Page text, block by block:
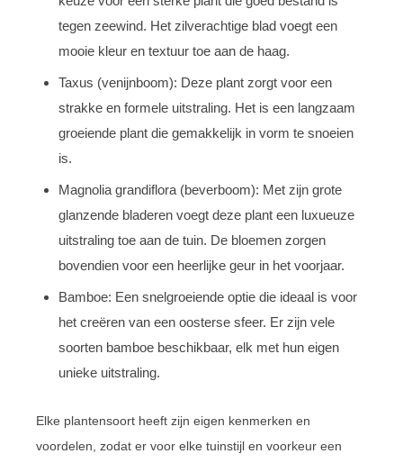
tegen zeewind. Het zilverachtige blad voegt een
mooie kleur en textuur toe aan de haag.
Taxus (venijnboom): Deze plant zorgt voor een
strakke en formele uitstraling. Het is een langzaam
groeiende plant die gemakkelijk in vorm te snoeien
is.
Magnolia grandiflora (beverboom): Met zijn grote
glanzende bladeren voegt deze plant een luxueuze
uitstraling toe aan de tuin. De bloemen zorgen
bovendien voor een heerlijke geur in het voorjaar.
Bamboe: Een snelgroeiende optie die ideaal is voor
het creëren van een oosterse sfeer. Er zijn vele
soorten bamboe beschikbaar, elk met hun eigen
unieke uitstraling.
Elke plantensoort heeft zijn eigen kenmerken en
voordelen, zodat er voor elke tuinstijl en voorkeur een